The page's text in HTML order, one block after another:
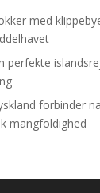
med
perfekte
forbinder
mangfoldighed